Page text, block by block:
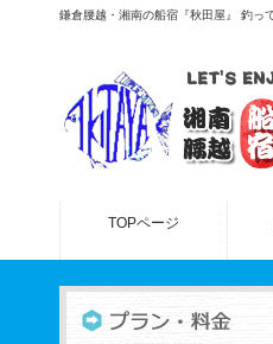
鎌倉腰越・湘南の船宿『秋田屋』 釣っ
TOPページ